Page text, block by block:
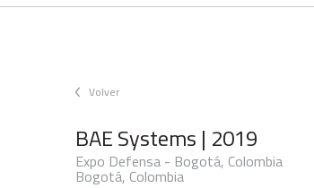
Volver
BAE Systems | 2019
Expo Defensa - Bogotá, Colombia
Bogotá, Colombia